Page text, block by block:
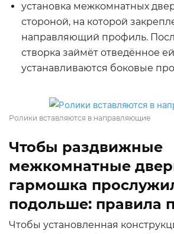
установка межкомнатных
стороной, на которой
направляющий профиль.
створка займёт отведённое
устанавливаются боковые
Ролики вставляются в направляющие
Чтобы раздвижные
межкомнатные
гармошка
подольше: правила
Чтобы установленная